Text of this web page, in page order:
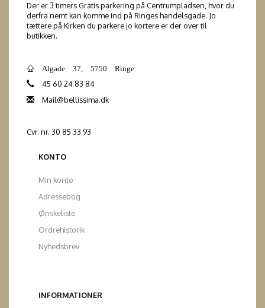
Der er 3 timers Gratis parkering på Centrumpladsen, hvor du
derfra nemt kan komme ind på Ringes handelsgade. Jo
tættere på Kirken du parkere jo kortere er der over til
butikken.
Algade 37, 5750 Ringe
45 60 24 83 84
Mail@bellissima.dk
Cvr. nr. 30 85 33 93
KONTO
Min konto
Adressebog
Ønskeliste
Ordrehistorik
Nyhedsbrev
INFORMATIONER